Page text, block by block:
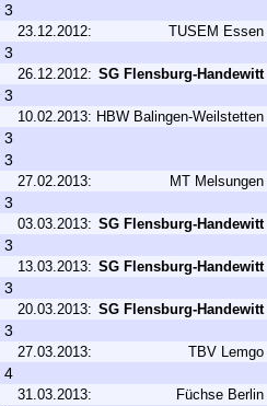
3
23.12.2012: TUSEM Essen
3
26.12.2012: SG Flensburg-Handewitt
3
10.02.2013: HBW Balingen-Weilstetten
3
3
27.02.2013: MT Melsungen
3
03.03.2013: SG Flensburg-Handewitt
3
13.03.2013: SG Flensburg-Handewitt
3
20.03.2013: SG Flensburg-Handewitt
3
27.03.2013: TBV Lemgo
4
31.03.2013: Füchse Berlin